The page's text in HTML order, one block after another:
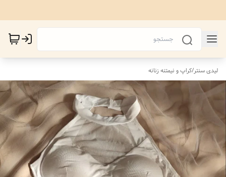
لیدی سنتر/کراپ و نیمتنه زنانه